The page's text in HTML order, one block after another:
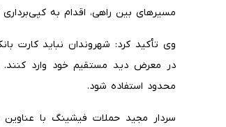
مسیرهای بین راهی، اقدام به
وی تأکید کرد: شهروندان نباید کارت
در معرض دید مستقیم خود وارد
محدود استفاده شود.
سردار مجید حملات فیشینگ با